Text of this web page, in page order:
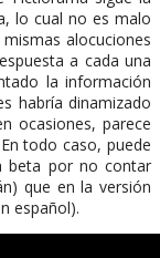
lo cual no es malo
alocuciones
a cada una
la información
habría dinamizado
ocasiones, parece
todo caso, puede
beta por no contar
que en la versión
español).